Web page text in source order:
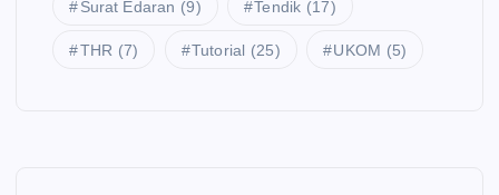
Surat Edaran (9) Tendik (17)
THR (7) Tutorial (25) UKOM (5)